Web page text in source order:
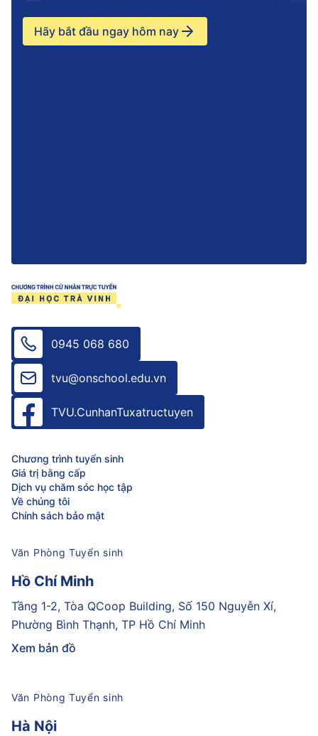
Hãy bắt đầu ngay hôm nay
0945 068 680
tvu@onschool.edu.vn
TVU.CunhanTuxatructuyen
Chương trình tuyển sinh
Giá trị bằng cấp
Dịch vụ chăm sóc học tập
Về chúng tôi
Chính sách bảo mật
Văn Phòng Tuyển sinh
Hồ Chí Minh
Tầng 1-2, Tòa QCoop Building, Số 150 Nguyễn Xí,
Phường Bình Thạnh, TP Hồ Chí Minh
Xem bản đồ
Văn Phòng Tuyển sinh
Hà Nội